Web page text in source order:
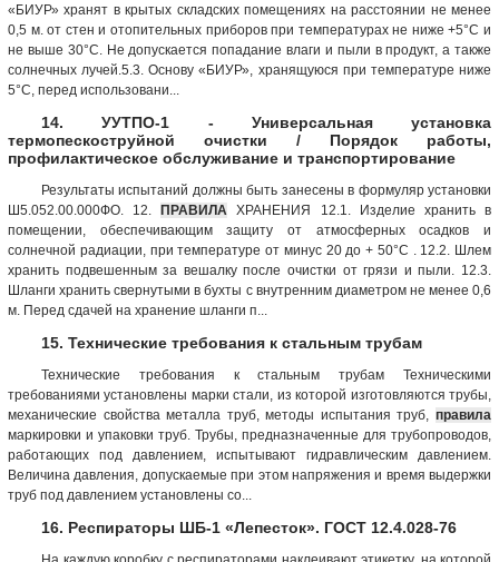
«БИУР» хранят в крытых складских помещениях на расстоянии не менее
0,5 м. от стен и отопительных приборов при температурах не ниже +5°С и
не выше 30°С. Не допускается попадание влаги и пыли в продукт, а также
солнечных лучей.5.3. Основу «БИУР», хранящуюся при температуре ниже
5°С, перед использовани...
14. УУТПО-1 - Универсальная установка
термопескоструйной очистки / Порядок работы,
профилактическое обслуживание и транспортирование
Результаты испытаний должны быть занесены в формуляр установки
Ш5.052.00.000ФО. 12.ПРАВИЛА ХРАНЕНИЯ 12.1. Изделие хранить в
помещении, обеспечивающим защиту от атмосферных осадков и
солнечной радиации, при температуре от минус 20 до + 50°С . 12.2. Шлем
хранить подвешенным за вешалку после очистки от грязи и пыли. 12.3.
Шланги хранить свернутыми в бухты с внутренним диаметром не менее 0,6
м. Перед сдачей на хранение шланги п...
15. Технические требования к стальным трубам
Технические требования к стальным трубам Техническими
требованиями установлены марки стали, из которой изготовляются трубы,
механические свойства металла труб, методы испытания труб, правила
маркировки и упаковки труб. Трубы, предназначенные для трубопроводов,
работающих под давлением, испытывают гидравлическим давлением.
Величина давления, допускаемые при этом напряжения и время выдержки
труб под давлением установлены со...
16. Респираторы ШБ-1 «Лепесток». ГОСТ 12.4.028-76